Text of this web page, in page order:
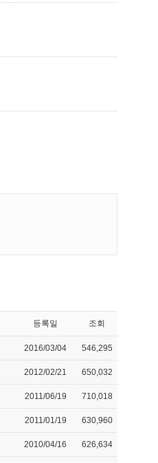
등록일 조회
2016/03/04 546,295
2012/02/21 650,032
2011/06/19 710,018
2011/01/19 630,960
2010/04/16 626,634